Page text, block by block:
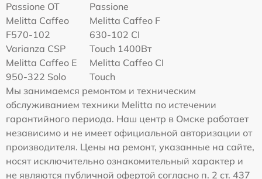
Passione OT
Passione
Melitta Caffeo
F570-102
Varianza CSP
Melitta Caffeo F
630-102 CI
Touch 1400Вт
Melitta Caffeo E
950-322 Solo
Melitta Caffeo CI
Touch
Мы занимаемся ремонтом и техническим
обслуживанием техники Melitta по истечении
гарантийного периода. Наш центр в Омске работает
независимо и не имеет официальной авторизации от
производителя. Цены на ремонт, указанные на сайте,
носят исключительно ознакомительный характер и
не являются публичной офертой согласно п. 2 ст. 437